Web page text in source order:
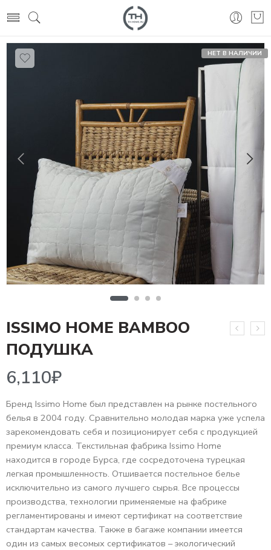
НЕТ В НАЛИЧИИ
ISSIMO HOME BAMBOO
ПОДУШКА
6,110₽
Бренд Issimo Home был представлен на рынке постельного
белья в 2004 году. Сравнительно молодая марка уже успела
зарекомендовать себя и позиционирует себя с продукцией
премиум класса. Текстильная фабрика Issimo Home
находится в городе Бурса, где сосредоточена турецкая
легкая промышленность. Отшивается постельное белье
исключительно из самого лучшего сырья. Все процессы
производства, технологии применяемые на фабрике
регламентированы и имеют сертификат на соответствие
стандартам качества. Также в багаже компании имеется
один из самых весомых сертификатов – экологический